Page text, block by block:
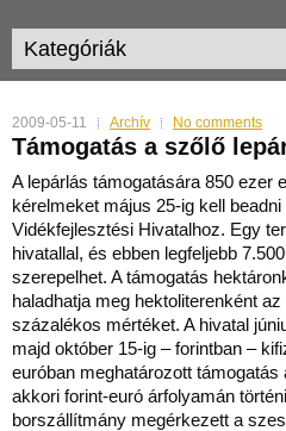
2009-05-11 Archív No comments
Támogatás a szőlő
A lepárlás támogatására 850 ezer
kérelmeket május 25-ig kell
Vidékfejlesztési Hivatalhoz. Egy
hivatallal, és ebben legfeljebb
szerepelhet. A támogatás
haladhatja meg hektoliterenként
százalékos mértéket. A hivatal
majd október 15-ig – forintban –
euróban meghatározott
akkori forint-euró árfolyamán
borszállítmány megérkezett a